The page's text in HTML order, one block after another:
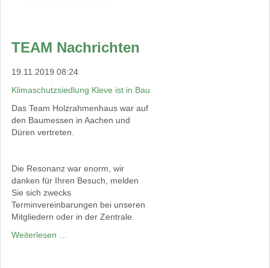
TEAM Nachrichten
19.11.2019 08:24
Klimaschutzsiedlung Kleve ist in Bau
Das Team Holzrahmenhaus war auf
den Baumessen in Aachen und
Düren vertreten.
Die Resonanz war enorm, wir
danken für Ihren Besuch, melden
Sie sich zwecks
Terminvereinbarungen bei unseren
Mitgliedern oder in der Zentrale.
Weiterlesen …